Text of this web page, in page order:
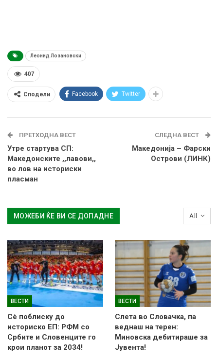
Леонид Лозановски
407
Сподели Facebook Twitter
ПРЕТХОДНА ВЕСТ
Утре стартува СП:
Македонските ,,лавови,,
во лов на историски
пласман
СЛЕДНА ВЕСТ
Македонија – Фарски
Острови (ЛИНК)
All
МОЖЕБИ ЌЕ ВИ СЕ ДОПАДНЕ
ВЕСТИ
Сè поблиску до
историско ЕП: РФМ со
Србите и Словенците го
крои планот за 2034!
ВЕСТИ
Слетa во Словачка, па
веднаш на терен:
Миновска дебитираше за
Јувента!